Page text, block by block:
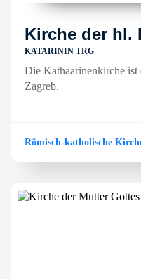
Kirche der hl.
KATARININ TRG
Die Kathaarinenkirche ist
Zagreb.
Römisch-katholische